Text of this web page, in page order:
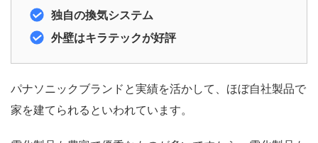
独自の換気システム
外壁はキラテックが好評
パナソニックブランドと実績を活かして、ほぼ自社製品で
家を建てられるといわれています。